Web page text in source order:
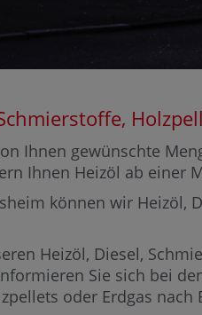
Ihnen gewünschte
Ihnen Heizöl ab einer
können wir Heizöl,
Heizöl, Diesel,
Sie sich bei
oder Erdgas